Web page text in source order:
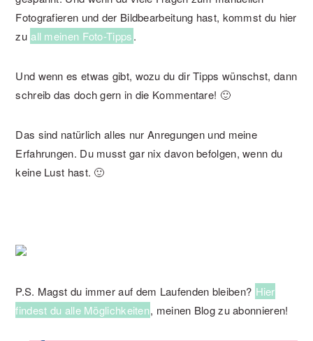
Fotografieren und der Bildbearbeitung hast, kommst du hier
zu all meinen Foto-Tipps.
Und wenn es etwas gibt, wozu du dir Tipps wünschst, dann
schreib das doch gern in die Kommentare! 🙂
Das sind natürlich alles nur Anregungen und meine
Erfahrungen. Du musst gar nix davon befolgen, wenn du
keine Lust hast. 🙂
P.S. Magst du immer auf dem Laufenden bleiben? Hier
findest du alle Möglichkeiten, meinen Blog zu abonnieren!